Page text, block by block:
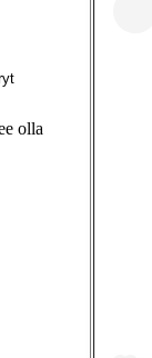
olla